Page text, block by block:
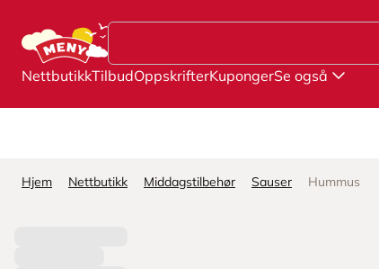
NettbutikkTilbudOppskrifterKupongerSe også
Hjem Nettbutikk Middagstilbehør Sauser Hummus